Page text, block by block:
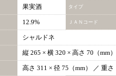
果実酒 タイプ
12.9% ＪＡＮコード
シャルドネ
縦 265 × 横 320 × 高さ 70（mm
高さ 311 × 径 75（mm） ／ 重